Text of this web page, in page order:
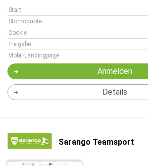
Start
Stornoquote
Cookie
Freigabe
Mobil-Landingpage
Anmelden
Details
Sarango Teamsport